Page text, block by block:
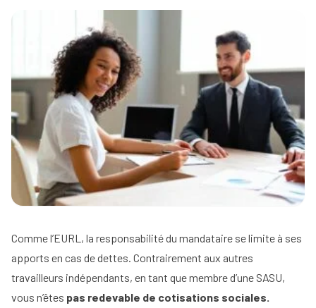
Comme l’EURL, la responsabilité du mandataire se limite à ses
apports en cas de dettes. Contrairement aux autres
travailleurs indépendants, en tant que membre d’une SASU,
vous n’êtes pas redevable de cotisations sociales.